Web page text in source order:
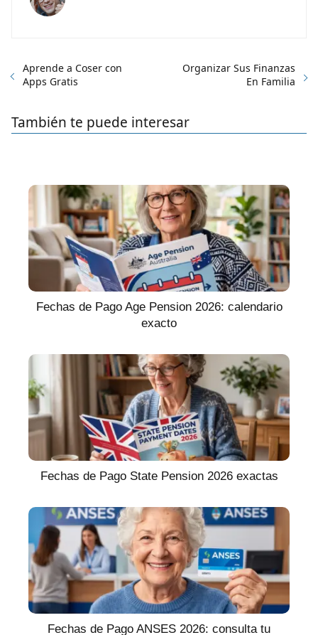
Aprende a Coser con
Apps Gratis
Organizar Sus Finanzas
En Familia
También te puede interesar
Fechas de Pago Age Pension 2026: calendario
exacto
Fechas de Pago State Pension 2026 exactas
Fechas de Pago ANSES 2026: consulta tu